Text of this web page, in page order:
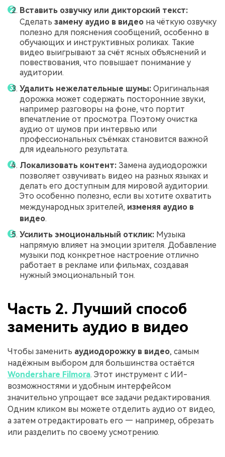
Вставить озвучку или дикторский текст:
Сделать замену аудио в видео на чёткую озвучку
полезно для пояснения сообщений, особенно в
обучающих и инструктивных роликах. Такие
видео выигрывают за счёт ясных объяснений и
повествования, что повышает понимание у
аудитории.
Удалить нежелательные шумы: Оригинальная
дорожка может содержать посторонние звуки,
например разговоры на фоне, что портит
впечатление от просмотра. Поэтому очистка
аудио от шумов при интервью или
профессиональных съёмках становится важной
для идеального результата.
Локализовать контент: Замена аудиодорожки
позволяет озвучивать видео на разных языках и
делать его доступным для мировой аудитории.
Это особенно полезно, если вы хотите охватить
международных зрителей, изменяя аудио в
видео.
Усилить эмоциональный отклик: Музыка
напрямую влияет на эмоции зрителя. Добавление
музыки под конкретное настроение отлично
работает в рекламе или фильмах, создавая
нужный эмоциональный тон.
Часть 2. Лучший способ
заменить аудио в видео
Чтобы заменить аудиодорожку в видео, самым
надёжным выбором для большинства остаётся
Wondershare Filmora. Этот инструмент с ИИ-
возможностями и удобным интерфейсом
значительно упрощает все задачи редактирования.
Одним кликом вы можете отделить аудио от видео,
а затем отредактировать его — например, обрезать
или разделить по своему усмотрению.